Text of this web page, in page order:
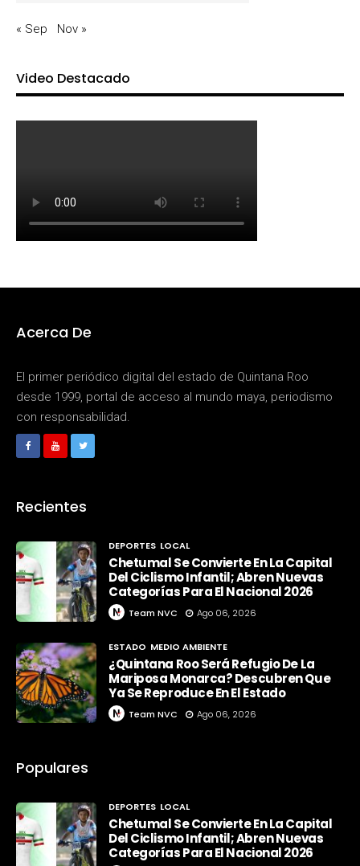
« Sep Nov »
Video Destacado
Acerca De
El primer periódico digital del estado de Quintana Roo
desde 1999, portal de acceso al mundo maya, periodismo
con responsabilidad.
Recientes
DEPORTES LOCAL
Chetumal Se Convierte En La Capital
Del Ciclismo Infantil; Abren Nuevas
Categorías Para El Nacional 2026
Team NVC Ago 06, 2026
ESTADO MEDIO AMBIENTE
¿Quintana Roo Será Refugio De La
Mariposa Monarca? Descubren Que
Ya Se Reproduce En El Estado
Team NVC Ago 06, 2026
Populares
DEPORTES LOCAL
Chetumal Se Convierte En La Capital
Del Ciclismo Infantil; Abren Nuevas
Categorías Para El Nacional 2026